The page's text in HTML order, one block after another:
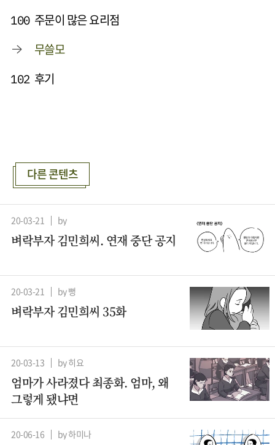
100 주문이 많은 요리점
무쓸모
102 후기
다른 콘텐츠
20-03-21 by
벼락부자 김민희씨. 연재 중단 공지
20-03-21 by 뻥
벼락부자 김민희씨 35화
20-03-13 by 히요
엄마가 사라졌다 최종화. 엄마, 왜
그렇게 됐냐면
20-06-16 by 하미나